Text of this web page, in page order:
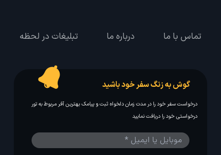
تماس با ما درباره ما تبلیغات در لحظه
گوش به زنگ سفر خود باشید
درخواست سفر خود را در مدت زمان دلخواه ثبت و پیامک بهترین آفر مربوط به تور
درخواستی خود را دریافت نمایید